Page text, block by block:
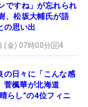
ですね」が忘れられ
松坂大輔氏が語
の思い出
(金) 07時00分 4
の日々に「こんな感
楓華が北海道
らし”の4位フィニ